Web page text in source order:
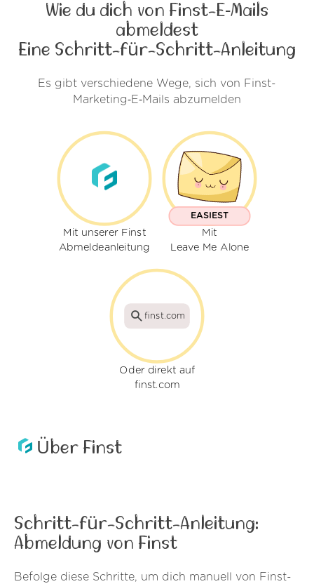
Wie du dich von Finst-E‑Mails
abmeldest
Eine Schritt-für-Schritt-Anleitung
Es gibt verschiedene Wege, sich von Finst-
Marketing‑E‑Mails abzumelden
Mit unserer Finst
Abmeldeanleitung
EASIEST
Mit
Leave Me Alone
finst.com
Oder direkt auf
finst.com
Über Finst
Schritt-für-Schritt-Anleitung:
Abmeldung von Finst
Befolge diese Schritte, um dich manuell von Finst-